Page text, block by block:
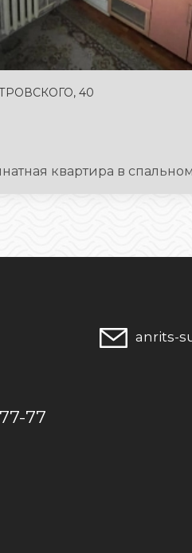
40
квартира в
77
anrits-